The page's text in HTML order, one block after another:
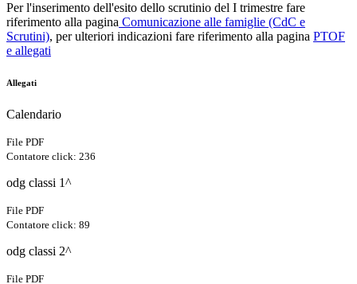
Per l'inserimento dell'esito dello scrutinio del I trimestre fare
riferimento alla pagina Comunicazione alle famiglie (CdC e
Scrutini), per ulteriori indicazioni fare riferimento alla pagina PTOF
e allegati
Allegati
Calendario
File PDF
Contatore click: 236
odg classi 1^
File PDF
Contatore click: 89
odg classi 2^
File PDF